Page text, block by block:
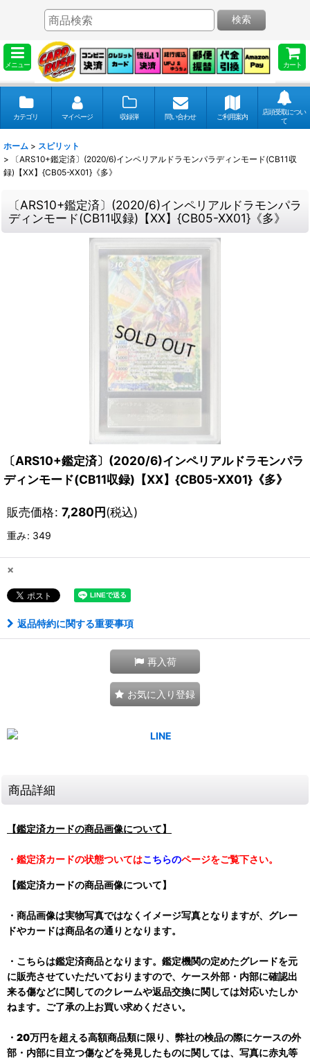
メニュー カート
検索
カテゴリ マイページ 収録弾 問い合わせ ご利用案内
店頭受取につい
て
ホーム > スピリット
>
〔ARS10+鑑定済〕(2020/6)インペリアルドラモンパラディンモード(CB11収
録)【XX】{CB05-XX01}《多》
〔ARS10+鑑定済〕(2020/6)インペリアルドラモンパラ
ディンモード(CB11収録)【XX】{CB05-XX01}《多》
〔ARS10+鑑定済〕(2020/6)インペリアルドラモンパラ
ディンモード(CB11収録)【XX】{CB05-XX01}《多》
販売価格: 7,280円(税込)
重み: 349
×
返品特約に関する重要事項
再入荷
お気に入り登録
商品詳細
【鑑定済カードの商品画像について】
・鑑定済カードの状態ついてはこちらのページをご覧下さい。
【鑑定済カードの商品画像について】
・商品画像は実物写真ではなくイメージ写真となりますが、グレー
ドやカードは商品名の通りとなります。
・こちらは鑑定済商品となります。鑑定機関の定めたグレードを元
に販売させていただいておりますので、ケース外部・内部に確認出
来る傷などに関してのクレームや返品交換に関しては対応いたしか
ねます。ご了承の上お買い求めください。
・20万円を超える高額商品類に限り、弊社の検品の際にケースの外
部・内部に目立つ傷などを発見したものに関しては、写真に赤丸等